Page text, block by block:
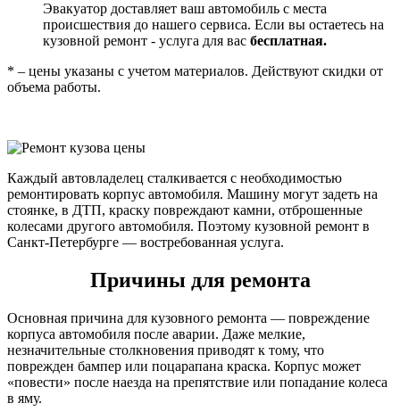
Эвакуатор доставляет ваш автомобиль с места
происшествия до нашего сервиса. Если вы остаетесь на
кузовной ремонт - услуга для вас бесплатная.
* – цены указаны с учетом материалов. Действуют скидки от
объема работы.
Каждый автовладелец сталкивается с необходимостью
ремонтировать корпус автомобиля. Машину могут задеть на
стоянке, в ДТП, краску повреждают камни, отброшенные
колесами другого автомобиля. Поэтому кузовной ремонт в
Санкт-Петербурге — востребованная услуга.
Причины для ремонта
Основная причина для кузовного ремонта — повреждение
корпуса автомобиля после аварии. Даже мелкие,
незначительные столкновения приводят к тому, что
поврежден бампер или поцарапана краска. Корпус может
«повести» после наезда на препятствие или попадание колеса
в яму.